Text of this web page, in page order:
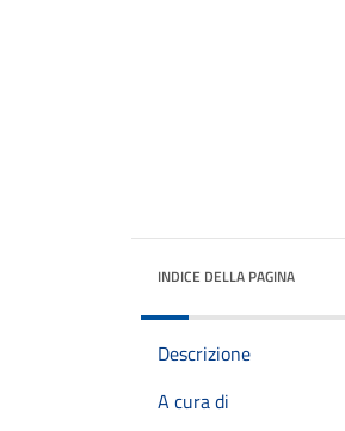
INDICE DELLA PAGINA
Descrizione
A cura di